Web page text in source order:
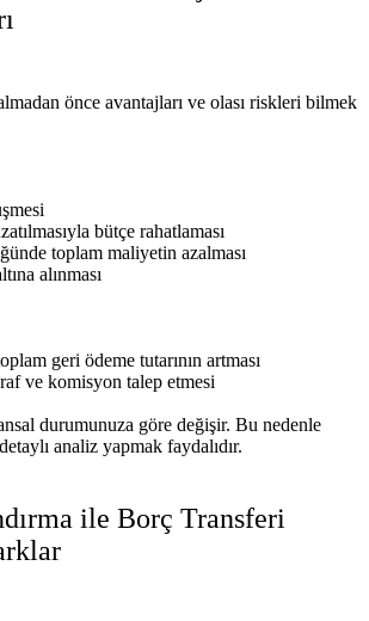
önce avantajları ve olası riskleri bilmek
bütçe rahatlaması
toplam maliyetin azalması
alınması
geri ödeme tutarının artması
ve komisyon talep etmesi
durumunuza göre değişir. Bu nedenle
analiz yapmak faydalıdır.
ile Borç Transferi